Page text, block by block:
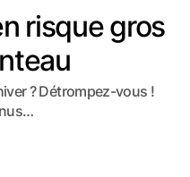
risque gros
? Détrompez-vous !